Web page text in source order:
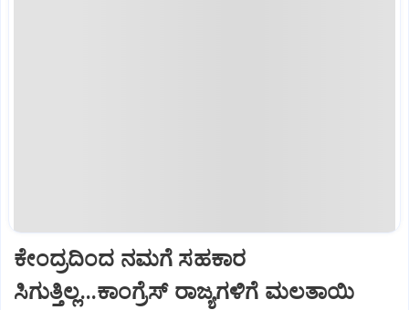
ಕೇಂದ್ರದಿಂದ ನಮಗೆ ಸಹಕಾರ
ಸಿಗುತ್ತಿಲ್ಲ...ಕಾಂಗ್ರೆಸ್ ರಾಜ್ಯಗಳಿಗೆ ಮಲತಾಯಿ